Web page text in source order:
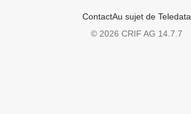
ContactAu sujet de Teledata
© 2026 CRIF AG 14.7.7